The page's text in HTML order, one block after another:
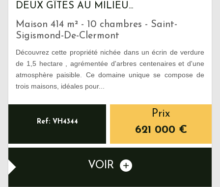
DEUX GÎTES AU MILIEU...
Maison 414 m² - 10 chambres - Saint-
Sigismond-De-Clermont
Découvrez cette propriété nichée dans un écrin de verdure
de 1,5 hectare , agrémentée d'arbres centenaires et d'une
atmosphère paisible. Ce domaine unique se compose de
trois maisons, idéales pour...
Ref: VH4344
Prix
621 000 €
VOIR